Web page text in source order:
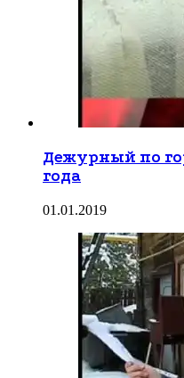
Дежурный по
года
01.01.2019